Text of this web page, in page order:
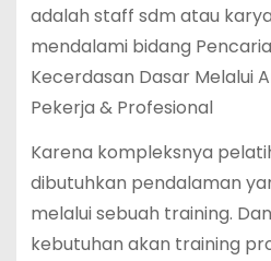
adalah staff sdm atau
mendalami bidang
Kecerdasan Dasar Melalui
Pekerja & Profesional
Karena kompleksnya
dibutuhkan pendalaman
melalui sebuah training.
kebutuhan akan training